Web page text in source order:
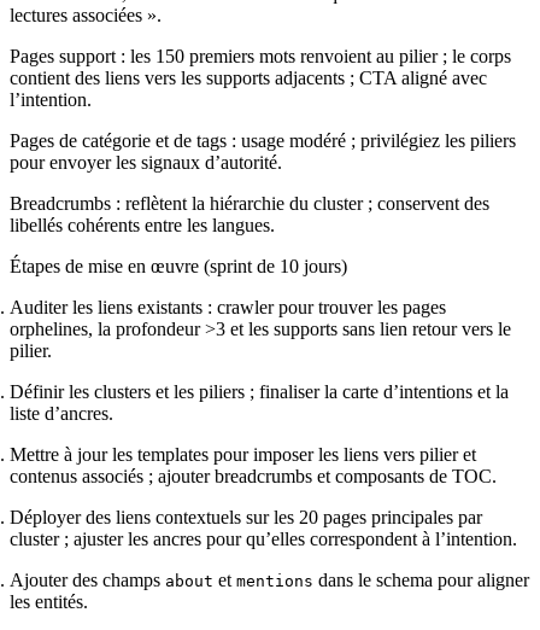
lectures associées ».
Pages support : les 150 premiers mots renvoient au pilier ; le corps
contient des liens vers les supports adjacents ; CTA aligné avec
l’intention.
Pages de catégorie et de tags : usage modéré ; privilégiez les piliers
pour envoyer les signaux d’autorité.
Breadcrumbs : reflètent la hiérarchie du cluster ; conservent des
libellés cohérents entre les langues.
Étapes de mise en œuvre (sprint de 10 jours)
Auditer les liens existants : crawler pour trouver les pages
orphelines, la profondeur >3 et les supports sans lien retour vers le
pilier.
Définir les clusters et les piliers ; finaliser la carte d’intentions et la
liste d’ancres.
Mettre à jour les templates pour imposer les liens vers pilier et
contenus associés ; ajouter breadcrumbs et composants de TOC.
Déployer des liens contextuels sur les 20 pages principales par
cluster ; ajuster les ancres pour qu’elles correspondent à l’intention.
Ajouter des champs about et mentions dans le schema pour aligner
les entités.